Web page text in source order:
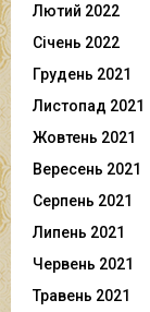
Лютий 2022
Січень 2022
Грудень 2021
Листопад 2021
Жовтень 2021
Вересень 2021
Серпень 2021
Липень 2021
Червень 2021
Травень 2021